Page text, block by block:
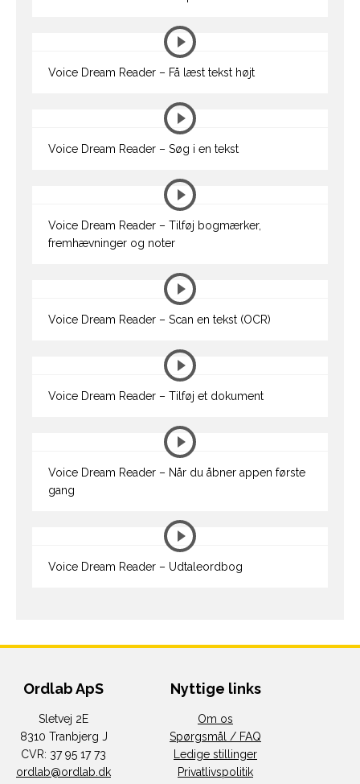
Voice Dream Reader – Få læst tekst højt
Voice Dream Reader – Søg i en tekst
Voice Dream Reader – Tilføj bogmærker,
fremhævninger og noter
Voice Dream Reader – Scan en tekst (OCR)
Voice Dream Reader – Tilføj et dokument
Voice Dream Reader – Når du åbner appen første
gang
Voice Dream Reader – Udtaleordbog
Ordlab ApS
Sletvej 2E
8310 Tranbjerg J
CVR: 37 95 17 73
ordlab@ordlab.dk
Nyttige links
Om os
Spørgsmål / FAQ
Ledige stillinger
Privatlivspolitik